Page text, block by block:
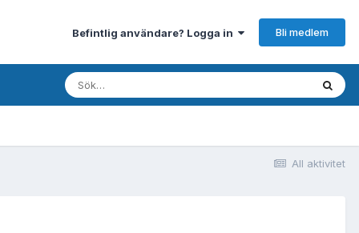
Befintlig användare? Logga in Bli medlem
All aktivitet